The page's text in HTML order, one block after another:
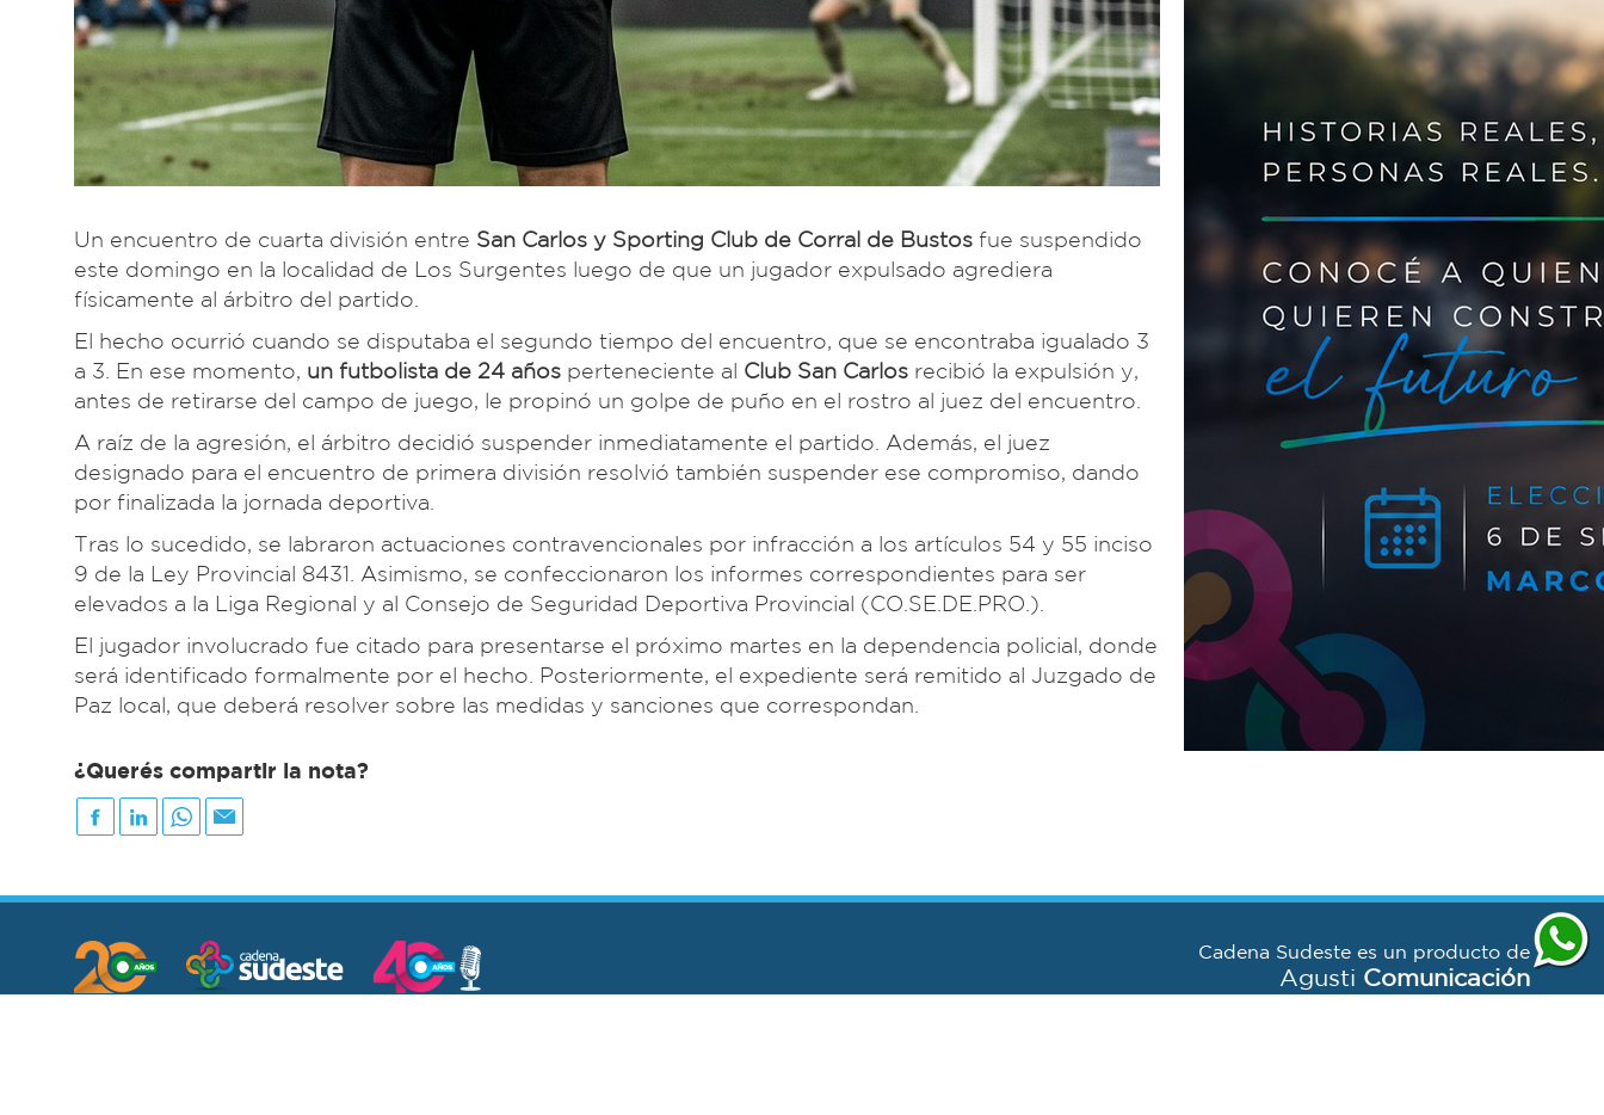
Un encuentro de cuarta división entre San Carlos y Sporting Club de Corral de Bustos fue suspendido
este domingo en la localidad de Los Surgentes luego de que un jugador expulsado agrediera
físicamente al árbitro del partido.
El hecho ocurrió cuando se disputaba el segundo tiempo del encuentro, que se encontraba igualado 3
a 3. En ese momento, un futbolista de 24 años perteneciente al Club San Carlos recibió la expulsión y,
antes de retirarse del campo de juego, le propinó un golpe de puño en el rostro al juez del encuentro.
A raíz de la agresión, el árbitro decidió suspender inmediatamente el partido. Además, el juez
designado para el encuentro de primera división resolvió también suspender ese compromiso, dando
por finalizada la jornada deportiva.
Tras lo sucedido, se labraron actuaciones contravencionales por infracción a los artículos 54 y 55 inciso
9 de la Ley Provincial 8431. Asimismo, se confeccionaron los informes correspondientes para ser
elevados a la Liga Regional y al Consejo de Seguridad Deportiva Provincial (CO.SE.DE.PRO.).
El jugador involucrado fue citado para presentarse el próximo martes en la dependencia policial, donde
será identificado formalmente por el hecho. Posteriormente, el expediente será remitido al Juzgado de
Paz local, que deberá resolver sobre las medidas y sanciones que correspondan.
¿Querés compartir la nota?
Cadena Sudeste es un producto de
Agusti Comunicación